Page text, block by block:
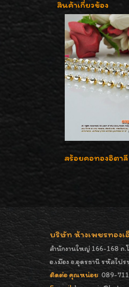
สินค้าเกี่ยวข้อง
บริษัท ห้างเพชรทองเ
สำนักงานใหญ่ 166-168 ถ
อ.เมือง จ.อุดรธานี รหัสไ
ติดต่อ คุณหน่อย 089-